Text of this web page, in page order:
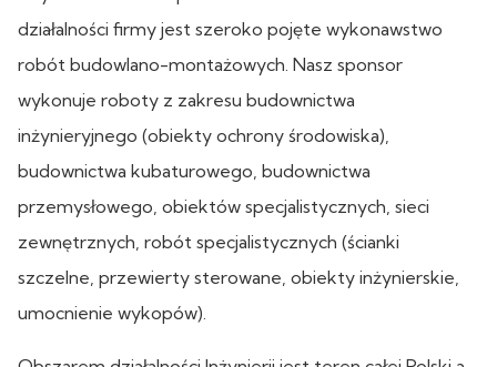
działalności firmy jest szeroko pojęte wykonawstwo
robót budowlano-montażowych. Nasz sponsor
wykonuje roboty z zakresu budownictwa
inżynieryjnego (obiekty ochrony środowiska),
budownictwa kubaturowego, budownictwa
przemysłowego, obiektów specjalistycznych, sieci
zewnętrznych, robót specjalistycznych (ścianki
szczelne, przewierty sterowane, obiekty inżynierskie,
umocnienie wykopów).